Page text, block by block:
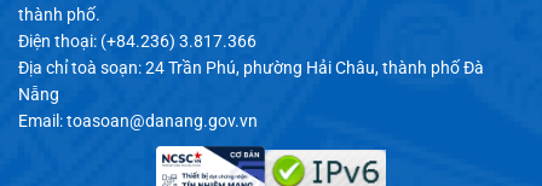
thành phố.
Điện thoại: (+84.236) 3.817.366
Địa chỉ toà soạn: 24 Trần Phú, phường Hải Châu, thành phố Đà
Nẵng
Email:toasoan@danang.gov.vn